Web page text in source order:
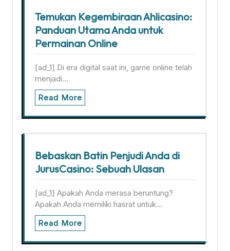
Temukan Kegembiraan Ahlicasino:
Panduan Utama Anda untuk
Permainan Online
[ad_1] Di era digital saat ini, game online telah
menjadi…
Read More
Bebaskan Batin Penjudi Anda di
JurusCasino: Sebuah Ulasan
[ad_1] Apakah Anda merasa beruntung?
Apakah Anda memiliki hasrat untuk…
Read More